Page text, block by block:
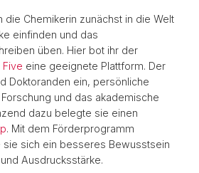
die Chemikerin zunächst in die Welt
einfinden und das
üben. Hier bot ihr der
Five eine geeignete Plattform. Der
Doktoranden ein, persönliche
und das akademische
dazu belegte sie einen
. Mit dem Förderprogramm
sie sich ein besseres Bewusstsein
Ausdrucksstärke.